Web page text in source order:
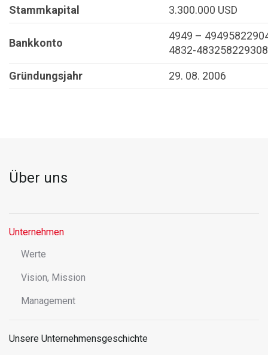
Stammkapital 3.300.000 USD
Bankkonto
4949 –
4832-483258229308
Gründungsjahr 29. 08. 2006
Über uns
Unternehmen
Werte
Vision, Mission
Management
Unsere Unternehmensgeschichte